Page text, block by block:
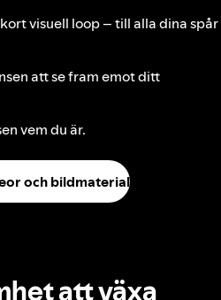
visuell loop – till alla dina spår
att se fram emot ditt
vem du är.
och bildmaterial
att växa